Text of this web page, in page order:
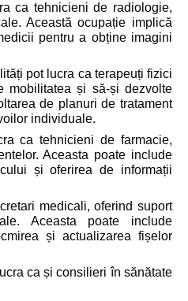
ca tehnicieni de radiologie,
Această ocupație implică
pentru a obține imagini
pot lucra ca terapeuți fizici
mobilitatea și să-și dezvolte
de planuri de tratament
individuale.
ca tehnicieni de farmacie,
Aceasta poate include
și oferirea de informații
medicali, oferind suport
Aceasta poate include
și actualizarea fișelor
ca și consilieri în sănătate